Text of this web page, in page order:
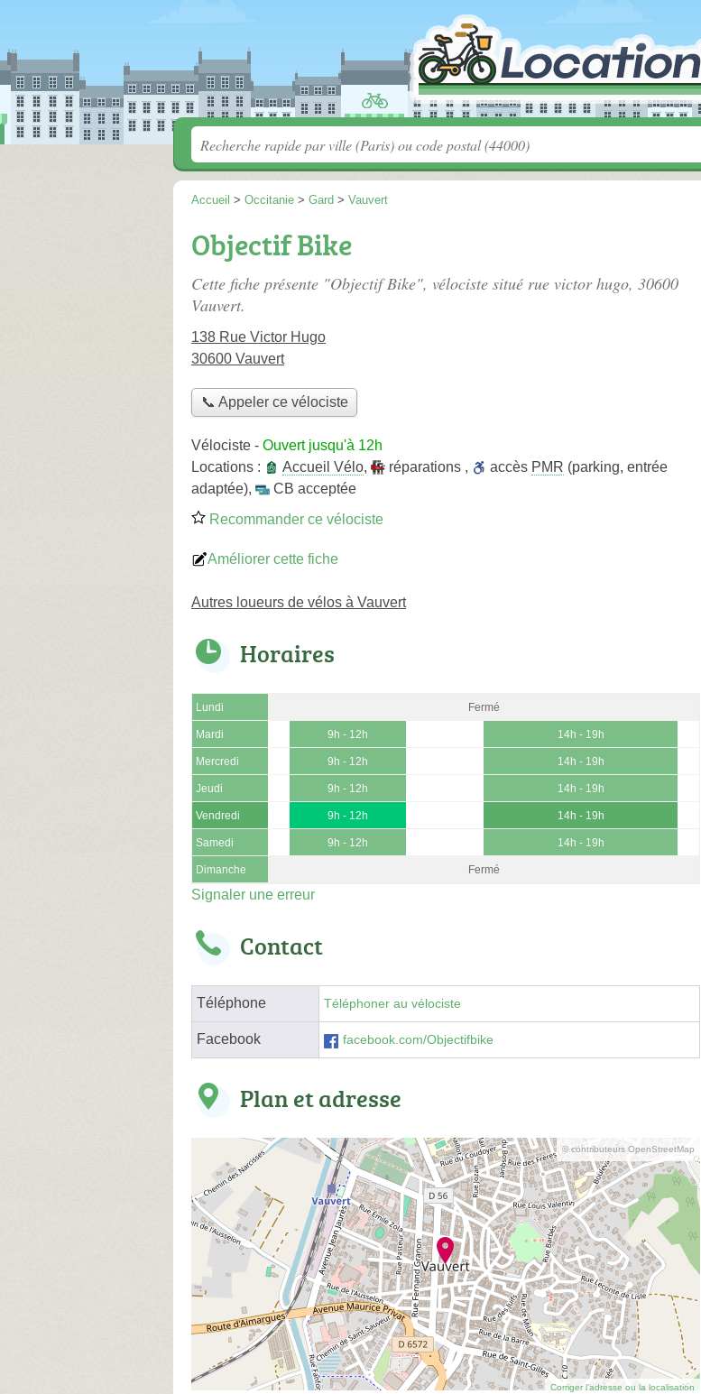
Accueil > Occitanie > Gard > Vauvert
Objectif Bike
Cette fiche présente "Objectif Bike", vélociste situé rue victor hugo, 30600
Vauvert.
138 Rue Victor Hugo
30600 Vauvert
📞 Appeler ce vélociste
Vélociste - Ouvert jusqu'à 12h
Locations :
Accueil Vélo, réparations , accès PMR (parking, entrée
adaptée),
CB acceptée
Recommander ce vélociste
Améliorer cette fiche
Autres loueurs de vélos à Vauvert
Horaires
Lundi Fermé
Mardi 9h - 12h 14h - 19h
Mercredi 9h - 12h 14h - 19h
Jeudi 9h - 12h 14h - 19h
Vendredi 9h - 12h 14h - 19h
Samedi 9h - 12h 14h - 19h
Dimanche Fermé
Signaler une erreur
Contact
Téléphone Téléphoner au vélociste
Facebook facebook.com/Objectifbike
Plan et adresse
© contributeurs OpenStreetMap
Corriger l’adresse ou la localisation